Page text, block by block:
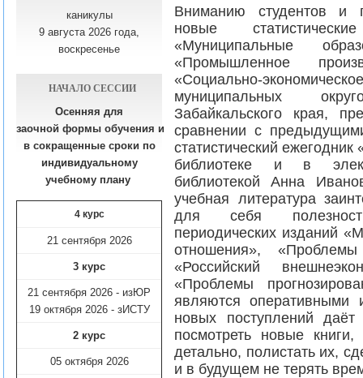
каникулы
9 августа 2026 года,
воскресенье
НАЧАЛО СЕССИИ
Осенняя для
заочной формы обучения и
в сокращенные сроки по
индивидуальному
учебному плану​
4 курс
21 сентября 2026
3 курс
21 сентября 2026 - изЮР
19 октября 2026 - зИСТУ
2 курс
05 октября 2026
Вниманию студентов и
новые
«Муниципальные
«Промышленное
«Социально-
муниципальных
Забайкальского края,
сравнении с
статистический
библиотеке и в
библиотекой Анна
учебная литература
для себя
периодических изданий
отношения»,
«Российский
«Проблемы
являются оперативными
новых поступлений
посмотреть новые
детально, полистать их,
и в будущем не терять